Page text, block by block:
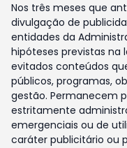
Nos três meses que
divulgação de
entidades da
hipóteses previstas na
evitados conteúdos
públicos, programas,
gestão. Permanecem
estritamente
emergenciais ou de
caráter publicitário ou